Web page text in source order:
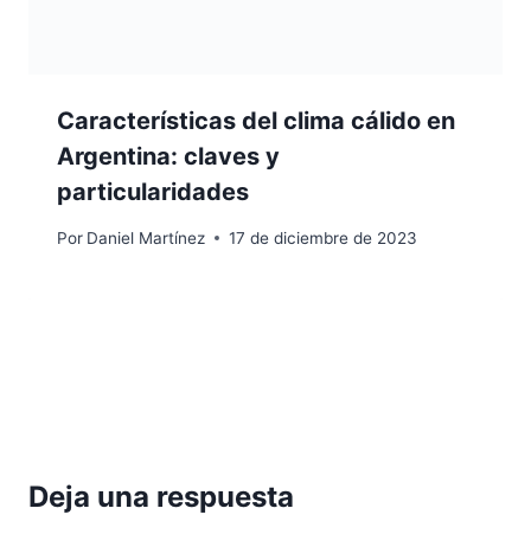
Características del clima cálido en
Argentina: claves y
particularidades
Por Daniel Martínez 17 de diciembre de 2023
Deja una respuesta